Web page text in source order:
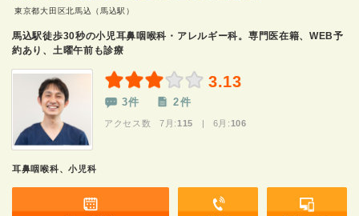
東京都大田区北馬込（馬込駅）
馬込駅徒歩30秒の小児耳鼻咽喉科・アレルギー科。専門医在籍、WEB予
約あり、土曜午前も診療
3.13
3件 2件
アクセス数 7月: 115 | 6月: 106
耳鼻咽喉科、小児科